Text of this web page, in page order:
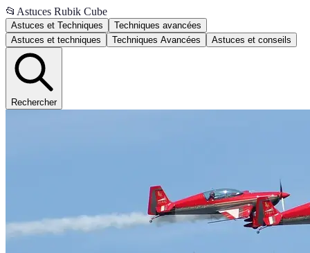
📂 Astuces Rubik Cube
Astuces et Techniques
Techniques avancées
Astuces et techniques
Techniques Avancées Astuces et conseils
Rechercher